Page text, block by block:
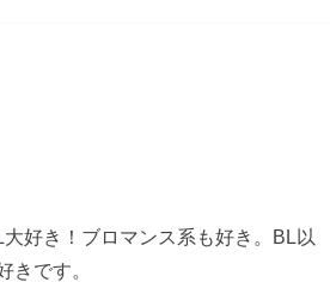
好き！ブロマンス系も好き。BL以
きです。